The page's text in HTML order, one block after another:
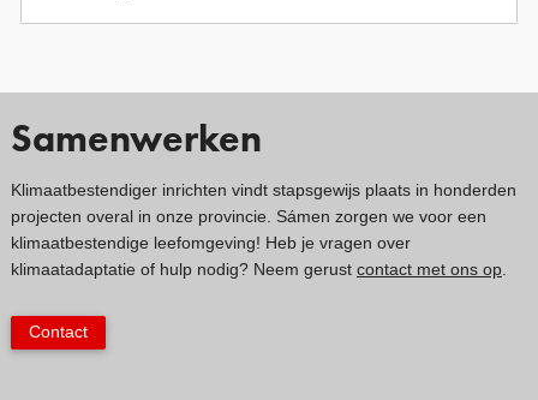
Samenwerken
Klimaatbestendiger inrichten vindt stapsgewijs plaats in honderden
projecten overal in onze provincie. Sámen zorgen we voor een
klimaatbestendige leefomgeving! Heb je vragen over
klimaatadaptatie of hulp nodig? Neem gerust contact met ons op.
Contact